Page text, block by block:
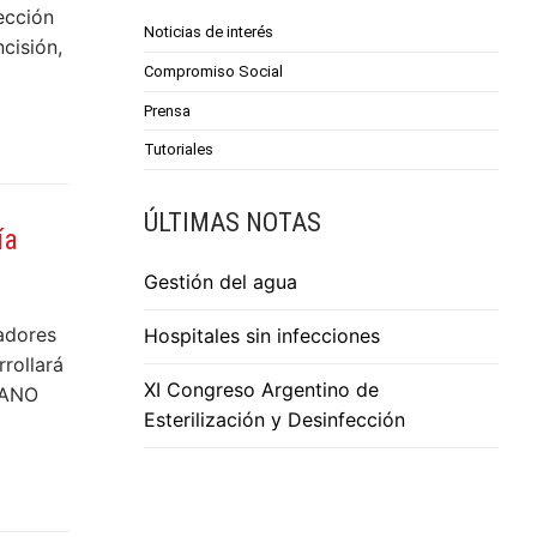
Noticias de interés
Compromiso Social
Prensa
Tutoriales
ÚLTIMAS NOTAS
Gestión del agua
Hospitales sin infecciones
XI Congreso Argentino de
Esterilización y Desinfección